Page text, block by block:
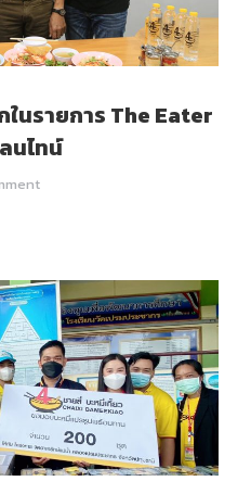
นรายการ The Eater
นไทน์